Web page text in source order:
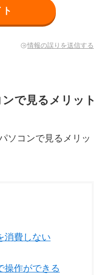
情報の誤りを送信する
で見るメリット
ソコンで見るメリッ
消費しない
操作ができる